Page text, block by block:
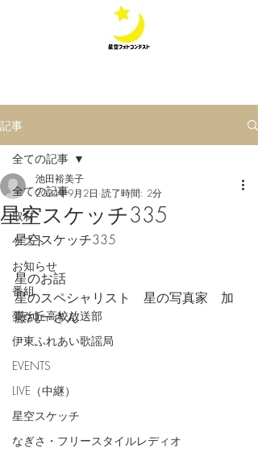
記事
全ての記事
取材
ゲスト
お知らせ
番組
夢ケ丘高校放送部
伊東ふれあい歌謡局
EVENTS
LIVE（中継）
星空スケッチ
なぎさ・フリースタイルレディオ
全ての記事
星空スケッチ335
池田裕美子
2024年9月2日 読了時間: 2分
星空スケッチ335
星のお話
星のスペシャリスト　星の写真家　加
藤純一さん